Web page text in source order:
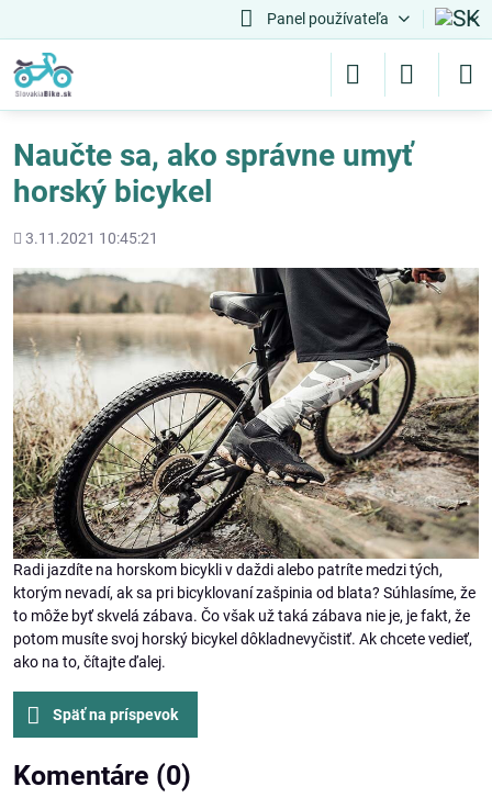
Panel používateľa
Naučte sa, ako správne umyť
horský bicykel
Pridané
3.11.2021 10:45:21
Radi jazdíte na horskom bicykli v daždi alebo patríte medzi tých,
ktorým nevadí, ak sa pri bicyklovaní zašpinia od blata? Súhlasíme, že
to môže byť skvelá zábava. Čo však už taká zábava nie je, je fakt, že
potom musíte svoj horský bicykel dôkladnevyčistiť. Ak chcete vedieť,
ako na to, čítajte ďalej.
Späť na príspevok
Komentáre (0)